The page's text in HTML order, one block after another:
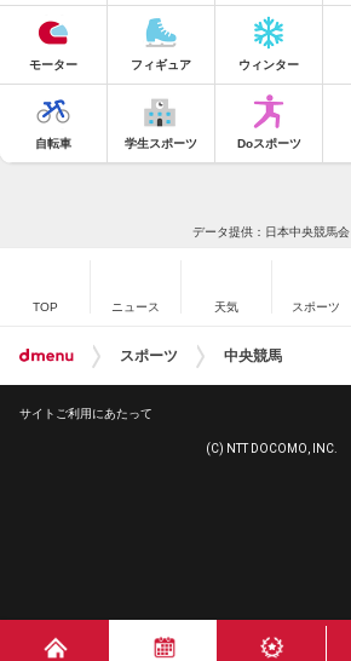
モーター フィギュア ウィンター
自転車 学生スポーツ Doスポーツ
データ提供：日本中央競馬会
TOP ニュース 天気 スポーツ
スポーツ 中央競馬
サイトご利用にあたって
(C) NTT DOCOMO, INC.